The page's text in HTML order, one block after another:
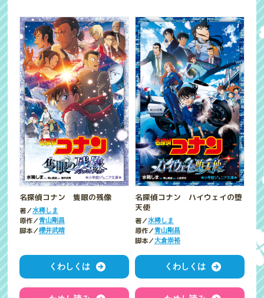
名探偵コナン 隻眼の残像
著／水稀しま
原作／青山剛昌
脚本／櫻井武晴
くわしくは
名探偵コナン ハイウェイの堕
天使
著／水稀しま
原作／青山剛昌
脚本／大倉崇裕
くわしくは